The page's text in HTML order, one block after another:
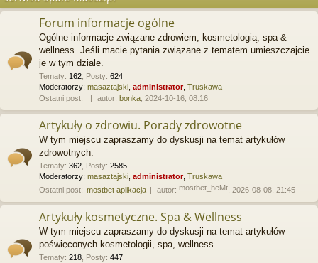
Forum informacje ogólne
Ogólne informacje związane zdrowiem, kosmetologią, spa &
wellness. Jeśli macie pytania związane z tematem umieszczajcie
je w tym dziale.
Tematy: 162 Posty: 624
Moderatorzy: masaztajski administrator, Truskawa
Ostatni post:
autor: bonka , 2024-10-16, 08:16
Artykuły o zdrowiu. Porady zdrowotne
W tym miejscu zapraszamy do dyskusji na temat artykułów
zdrowotnych.
Tematy: 362 Posty: 2585
Moderatorzy: masaztajski administrator, Truskawa
Ostatni post: mostbet aplikacja autor: mostbet_heMt , 2026-08-08, 21:45
Artykuły kosmetyczne. Spa & Wellness
W tym miejscu zapraszamy do dyskusji na temat artykułów
poświęconych kosmetologii, spa, wellness.
Tematy: 218 Posty: 447